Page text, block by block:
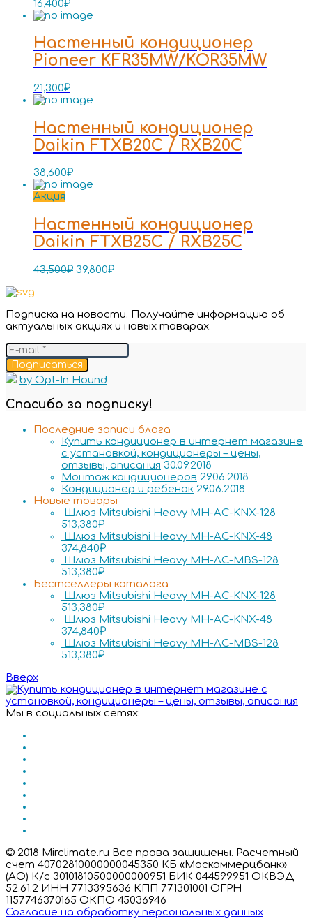
16,400₽
Настенный кондиционер
Pioneer KFR35MW/KOR35MW
21,300₽
Настенный кондиционер
Daikin FTXB20C / RXB20C
38,600₽
Акция
Настенный кондиционер
Daikin FTXB25C / RXB25C
43,500₽ 39,800₽
Подписка на новости. Получайте информацию об
актуальных акциях и новых товарах.
Подписаться
by Opt-In Hound
Спасибо за подписку!
Последние записи блога
Купить кондиционер в интернет магазине
с установкой, кондиционеры – цены,
отзывы, описания 30.09.2018
Монтаж кондиционеров 29.06.2018
Кондиционер и ребенок 29.06.2018
Новые товары
Шлюз Mitsubishi Heavy MH-AC-KNX-128
513,380₽
Шлюз Mitsubishi Heavy MH-AC-KNX-48
374,840₽
Шлюз Mitsubishi Heavy MH-AC-MBS-128
513,380₽
Бестселлеры каталога
Шлюз Mitsubishi Heavy MH-AC-KNX-128
513,380₽
Шлюз Mitsubishi Heavy MH-AC-KNX-48
374,840₽
Шлюз Mitsubishi Heavy MH-AC-MBS-128
513,380₽
Вверх
Мы в социальных сетях:
© 2018 Mirclimate.ru Все права защищены. Расчетный
счет 40702810000000045350 КБ «Москоммерцбанк»
(АО) К/с 30101810500000000951 БИК 044599951 ОКВЭД
52.61.2 ИНН 7713395636 КПП 771301001 ОГРН
1157746370165 ОКПО 45036946
Согласие на обработку персональных данных